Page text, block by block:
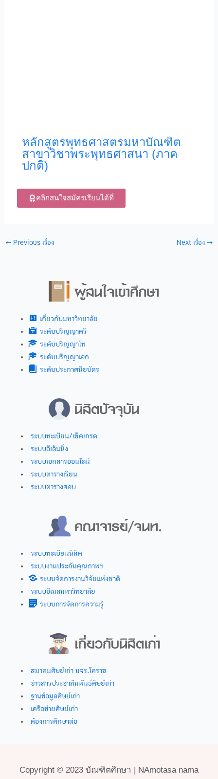
หลักสูตรพุทธศาสตรมหาบัณฑิต
สาขาวิชาพระพุทธศาสนา (ภาค
ปกติ)
คลิกสนใจสมัครเรียนได้ที่
←Previous เรื่อง Next เรื่อง→
เกี่ยวกับมหาวิทยาลัย
ระดับปริญญาตรี
ระดับปริญญาโท
ระดับปริญญาเอก
ระดับประกาศนียบัตร
ระบบทะเบียน/เช็คเกรด
ระบบอีเลินนิ่ง
ระบบเอกสารออนไลน์
ระบบตารางเรียน
ระบบตารางสอบ
ระบบทะเบียนนิสิต
ระบบงานประกันคุณภาพฯ
ระบบจัดการงานวิจัยแห่งชาติ
ระบบอีเมลมหาวิทยาลัย
ระบบการจัดการความรู้
สมาคมศิษย์เก่า มจร.โคราช
ข่าวสารประชาสัมพันธ์ศิษย์เก่า
ฐานข้อมูลศิษย์เก่า
เครือข่ายศิษย์เก่า
ต้องการศึกษาต่อ
Copyright © 2023 บัณฑิตศึกษา | NAmotasa nama